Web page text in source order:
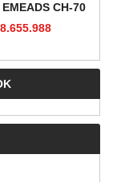
CH-70